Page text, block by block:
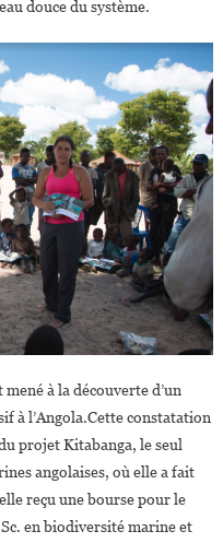
douce du système.
à la découverte d’un
à l’Angola.Cette constatation
projet Kitabanga, le seul
angolaises, où elle a fait
reçu une bourse pour le
en biodiversité marine et